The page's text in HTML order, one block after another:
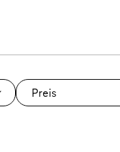
Preis